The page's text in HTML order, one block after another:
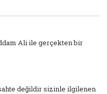
Ali ile gerçekten bir
değildir sizinle ilgilenen